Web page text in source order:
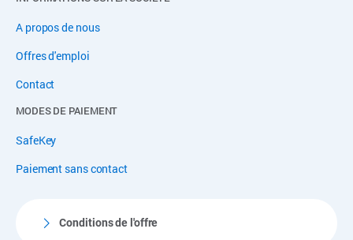
A propos de nous
Offres d'emploi
Contact
MODES DE PAIEMENT
SafeKey
Paiement sans contact
Conditions de l'offre